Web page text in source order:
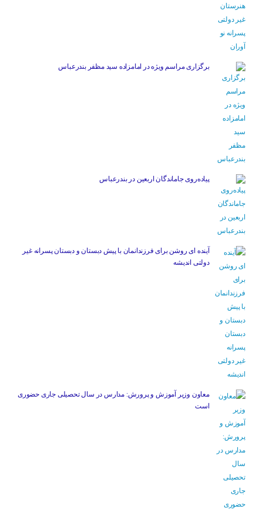
برگزاری مراسم ویژه در امامزاده سید مظفر بندرعباس
پیاده‌روی جاماندگان اربعین در بندرعباس
آینده ای روشن برای فرزندانمان با پیش دبستان و دبستان پسرانه غیر
دولتی اندیشه
معاون وزیر آموزش و پرورش: مدارس در سال تحصیلی جاری حضوری
است